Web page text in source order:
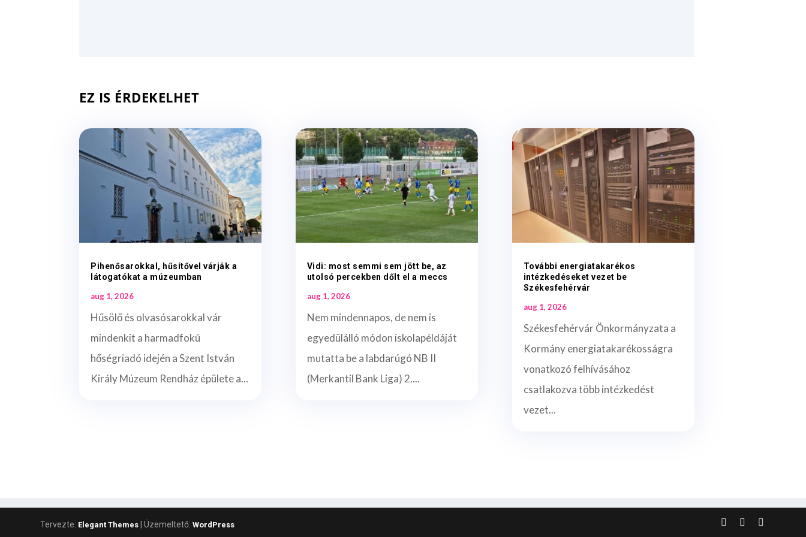
EZ IS ÉRDEKELHET
Pihenősarokkal, hűsítővel várják a
látogatókat a múzeumban
aug 1, 2026
Hűsölő és olvasósarokkal vár
mindenkit a harmadfokú
hőségriadó idején a Szent István
Király Múzeum Rendház épülete a...
Vidi: most semmi sem jött be, az
utolsó percekben dőlt el a meccs
aug 1, 2026
Nem mindennapos, de nem is
egyedülálló módon iskolapéldáját
mutatta be a labdarúgó NB II
(Merkantil Bank Liga) 2....
További energiatakarékos
intézkedéseket vezet be
Székesfehérvár
aug 1, 2026
Székesfehérvár Önkormányzata a
Kormány energiatakarékosságra
vonatkozó felhívásához
csatlakozva több intézkedést
vezet...
Tervezte: Elegant Themes | Üzemeltető:WordPress